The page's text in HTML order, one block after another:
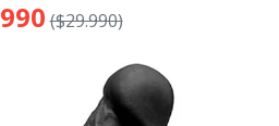
($29.990)